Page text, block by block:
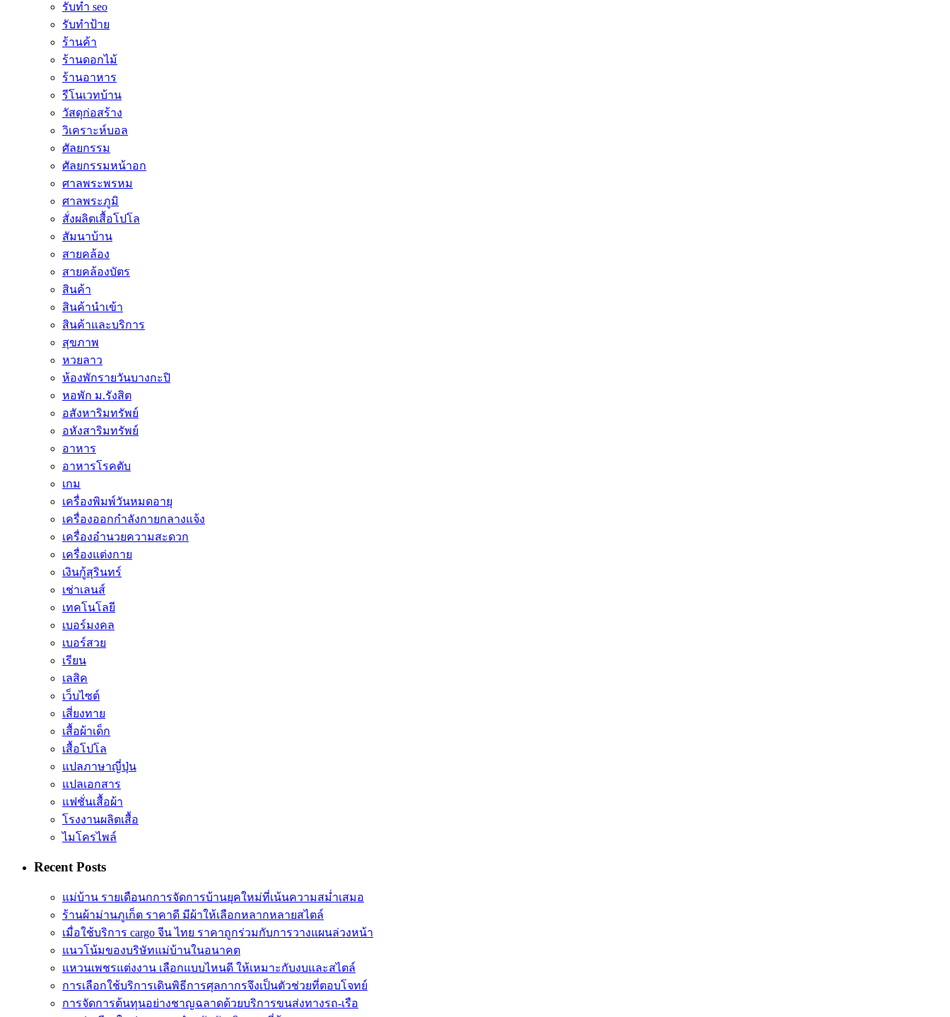
รับทำ seo
รับทำป้าย
ร้านค้า
ร้านดอกไม้
ร้านอาหาร
รีโนเวทบ้าน
วัสดุก่อสร้าง
วิเคราะห์บอล
ศัลยกรรม
ศัลยกรรมหน้าอก
ศาลพระพรหม
ศาลพระภูมิ
สั่งผลิตเสื้อโปโล
สัมนาบ้าน
สายคล้อง
สายคล้องบัตร
สินค้า
สินค้านำเข้า
สินค้าและบริการ
สุขภาพ
หวยลาว
ห้องพักรายวันบางกะปิ
หอพัก ม.รังสิต
อสังหาริมทรัพย์
อหังสาริมทรัพย์
อาหาร
อาหารโรคตับ
เกม
เครื่องพิมพ์วันหมดอายุ
เครื่องออกกำลังกายกลางแจ้ง
เครื่องอำนวยความสะดวก
เครื่องแต่งกาย
เงินกู้สุรินทร์
เช่าเลนส์
เทคโนโลยี
เบอร์มงคล
เบอร์สวย
เรียน
เลสิค
เว็บไซต์
เสี่ยงทาย
เสื้อผ้าเด็ก
เสื้อโปโล
แปลภาษาญี่ปุ่น
แปลเอกสาร
แฟชั่นเสื้อผ้า
โรงงานผลิตเสื้อ
ไมโครไพล์
Recent Posts
แม่บ้าน รายเดือนกการจัดการบ้านยุคใหม่ที่เน้นความสม่ำเสมอ
ร้านผ้าม่านภูเก็ต ราคาดี มีผ้าให้เลือกหลากหลายสไตล์
เมื่อใช้บริการ cargo จีน ไทย ราคาถูกร่วมกับการวางแผนล่วงหน้า
แนวโน้มของบริษัทแม่บ้านในอนาคต
แหวนเพชรแต่งงาน เลือกแบบไหนดี ให้เหมาะกับงบและสไตล์
การเลือกใช้บริการเดินพิธีการศุลกากรจึงเป็นตัวช่วยที่ตอบโจทย์
การจัดการต้นทุนอย่างชาญฉลาดด้วยบริการขนส่งทางรถ-เรือ